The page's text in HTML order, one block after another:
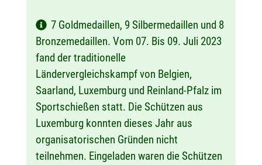
7 Goldmedaillen, 9 Silbermedaillen und 8
Bronzemedaillen. Vom 07. Bis 09. Juli 2023
fand der traditionelle
Ländervergleichskampf von Belgien,
Saarland, Luxemburg und Reinland-Pfalz im
Sportschießen statt. Die Schützen aus
Luxemburg konnten dieses Jahr aus
organisatorischen Gründen nicht
teilnehmen. Eingeladen waren die Schützen